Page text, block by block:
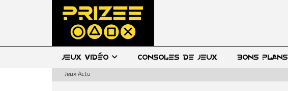
JEUX VIDÉO CONSOLES DE JEUX BONS PLANS
Jeux Actu